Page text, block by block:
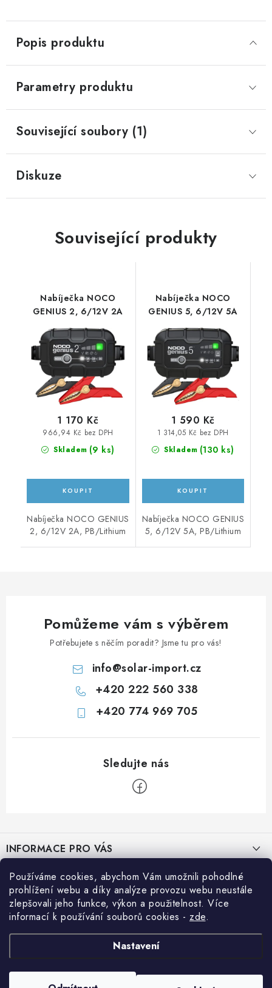
Používáme cookies, abychom Vám umožnili pohodlné
prohlížení webu a díky analýze provozu webu neustále
zlepšovali jeho funkce, výkon a použitelnost. Více
informací k používání souborů cookies - zde.
Nastavení
JAK VYBRAT SOLÁRNÍ SYSTÉM
OBCHODNÍ PODMÍNKY
Prodejna JESENICE Prodejna PRAHA
Prodejna BRNO
POŠTOVNÉ A DOPRAVA
OBCHODNÍ PODMÍNKY
Popis produktu
Parametry produktu
Související soubory (1)
Diskuze
Související produkty
Nabíječka NOCO
GENIUS 2, 6/12V 2A
Skladem (9 ks)
966,94 Kč bez DPH
1 170 Kč
Nabíječka NOCO GENIUS
2, 6/12V 2A, PB/Lithium
Nabíječka NOCO
GENIUS 5, 6/12V 5A
Skladem (130 ks)
1 314,05 Kč bez DPH
1 590 Kč
Nabíječka NOCO GENIUS
5, 6/12V 5A, PB/Lithium
Pomůžeme vám s výběrem
Potřebujete s něčím poradit? Jsme tu pro vás!
info@solar-import.cz
+420 222 560 338
+420 774 969 705
pINFORMACE PRO VÁS
Prodejna JESENICE
Prodejna PRAHA
Prodejna BRNO
BLOG
Efektivní využití solární energie na cestách
Jak si vypočítat potřebný výkon solárního systému
Přihlášení
E-mail
0KS /0 KČ
. Všechna práva vyhrazena.Upravit nastavení